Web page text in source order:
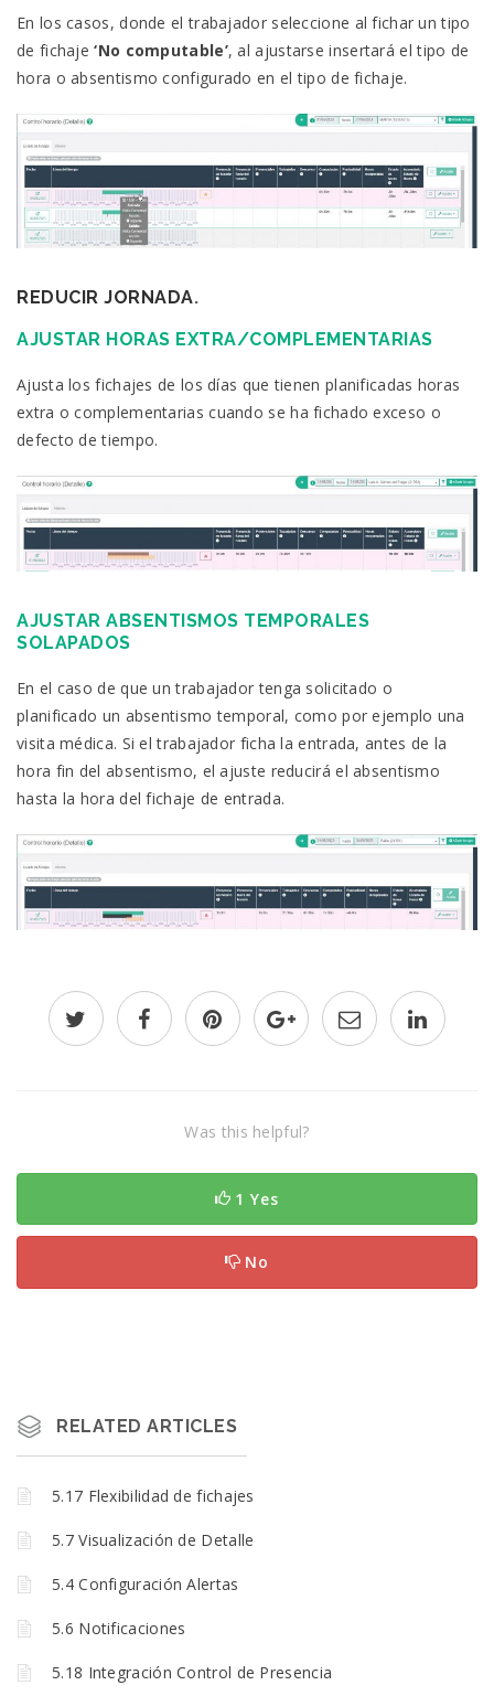
En los casos, donde el trabajador seleccione al fichar un tipo
de fichaje‘No computable’, al ajustarse insertará el tipo de
hora o absentismo configurado en el tipo de fichaje.
REDUCIR JORNADA.
AJUSTAR HORAS EXTRA/COMPLEMENTARIAS
Ajusta los fichajes de los días que tienen planificadas horas
extra o complementarias cuando se ha fichado exceso o
defecto de tiempo.
AJUSTAR ABSENTISMOS TEMPORALES
SOLAPADOS
En el caso de que un trabajador tenga solicitado o
planificado un absentismo temporal, como por ejemplo una
visita médica. Si el trabajador ficha la entrada, antes de la
hora fin del absentismo, el ajuste reducirá el absentismo
hasta la hora del fichaje de entrada.
Was this helpful?
1 Yes
No
RELATED ARTICLES
5.17 Flexibilidad de fichajes
5.7 Visualización de Detalle
5.4 Configuración Alertas
5.6 Notificaciones
5.18 Integración Control de Presencia